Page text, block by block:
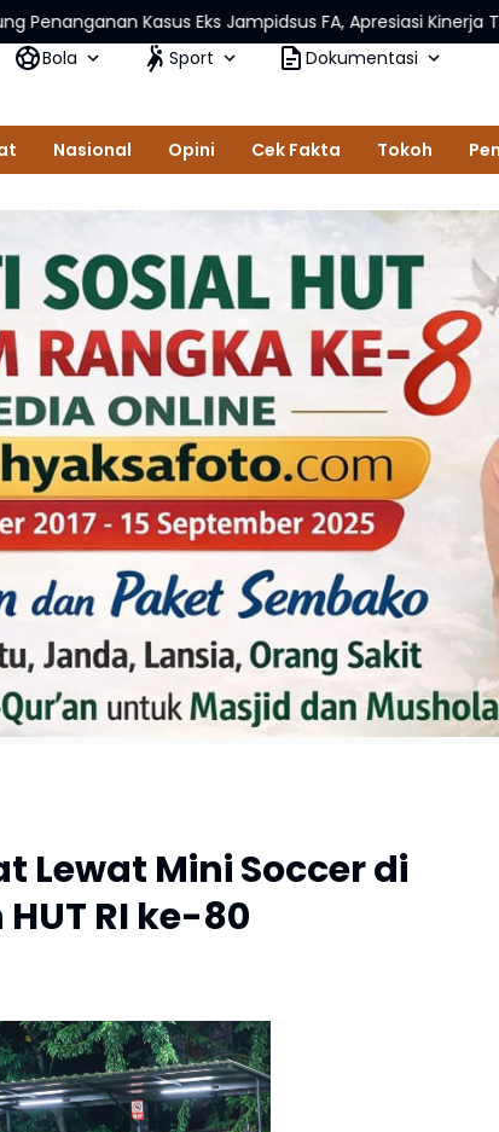
Eks Jampidsus FA, Apresiasi Kinerja Tim Sembilan
Bola Sport Dokumentasi
Nasional Opini Cek Fakta Tokoh
Lewat Mini Soccer di
RI ke-80